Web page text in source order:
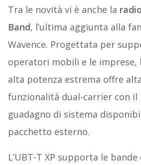
Tra le novità vi è anche la
Band, l’ultima aggiunta alla
Wavence. Progettata per
operatori mobili e le imprese,
alta potenza estrema offre
funzionalità dual-carrier con
guadagno di sistema
pacchetto esterno.
L’UBT-T XP supporta le